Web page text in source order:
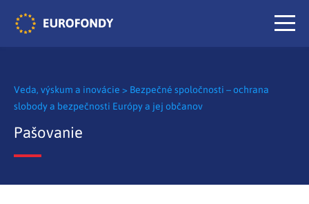
Veda, výskum a inovácie > Bezpečné spoločnosti – ochrana
slobody a bezpečnosti Európy a jej občanov
Pašovanie